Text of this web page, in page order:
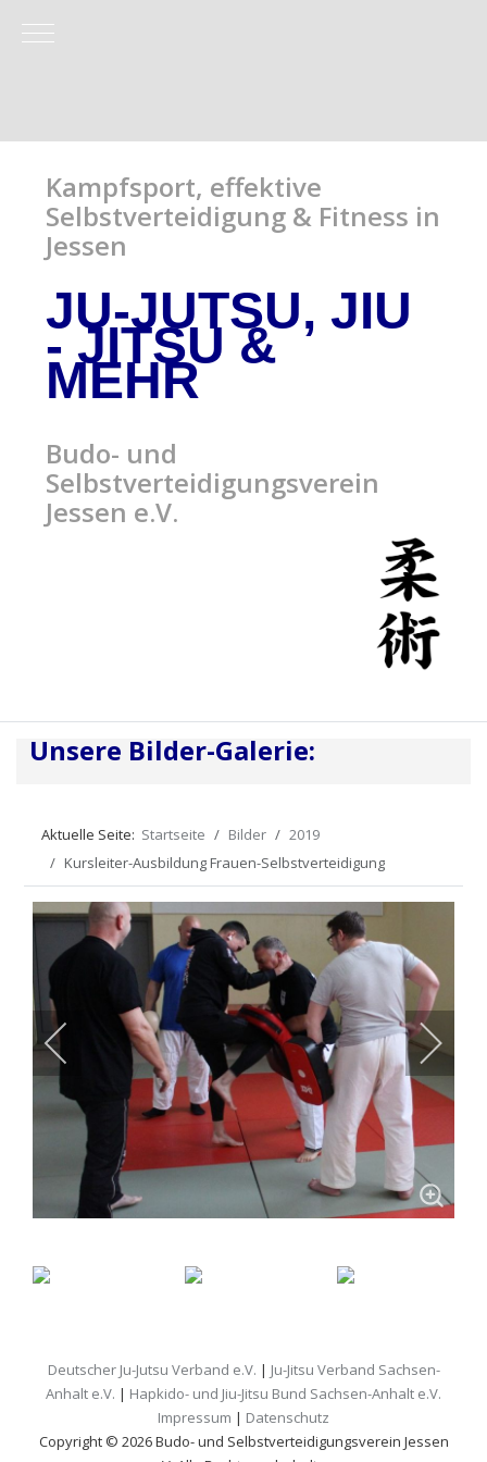
Mobile Menu Toggle
Kampfsport, effektive
Selbstverteidigung & Fitness in
Jessen
JU-JUTSU, JIU
- JITSU&
MEHR
Budo- und
Selbstverteidigungsverein
Jessen e.V.
Unsere Bilder-Galerie:
Aktuelle Seite: Startseite Bilder
2019
Kursleiter-Ausbildung Frauen-Selbstverteidigung
Deutscher Ju-Jutsu Verband e.V. | Ju-Jitsu Verband Sachsen-
Anhalt e.V. | Hapkido- und Jiu-Jitsu Bund Sachsen-Anhalt e.V.
Impressum | Datenschutz
Copyright © 2026 Budo- und Selbstverteidigungsverein Jessen